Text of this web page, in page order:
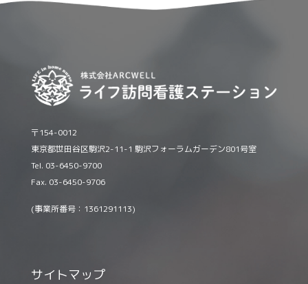
〒154-0012
東京都世田谷区駒沢2-11-1 駒沢フォーラムガーデン801号室
Tel. 03-6450-9700
Fax. 03-6450-9706
(事業所番号：1361291113)
サイトマップ